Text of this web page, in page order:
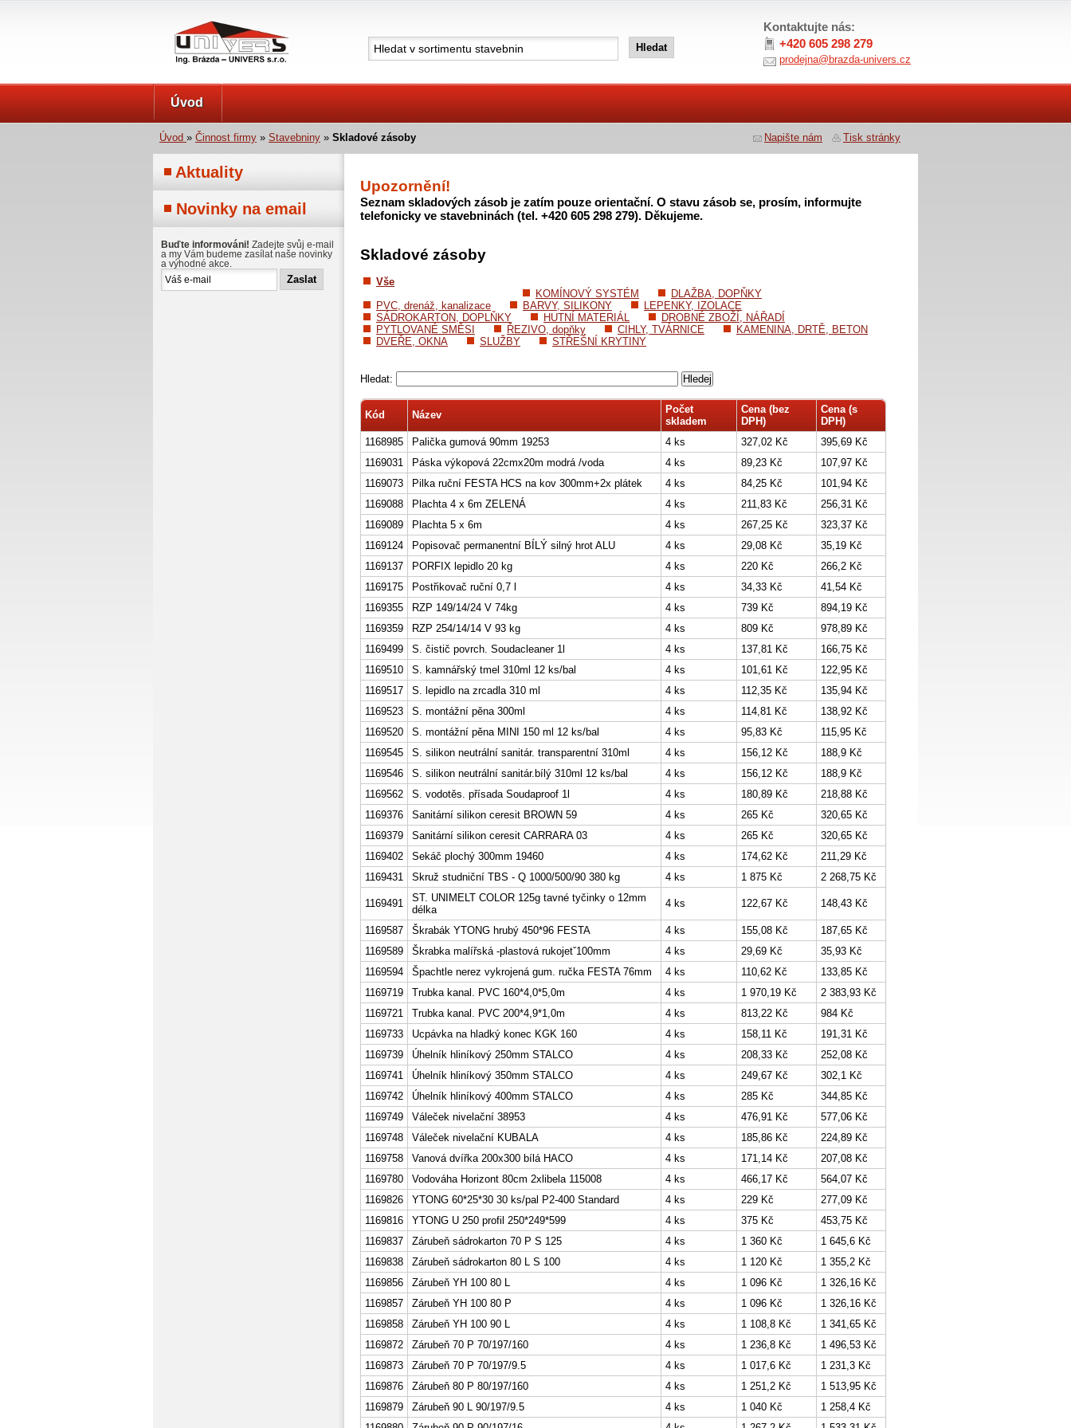
Úvod
Kontaktujte nás:
+420 605 298 279
prodejna@brazda-univers.cz
Úvod » Činnost firmy » Stavebniny » Skladové zásoby Napište nám Tisk stránky
Upozornění!
Seznam skladových zásob je zatím pouze orientační. O stavu zásob se, prosím, informujte
telefonicky ve stavebninách (tel. +420 605 298 279). Děkujeme.
Skladové zásoby
Vše
KOMÍNOVÝ SYSTÉM
DLAŽBA, DOPŇKY
PVC, drenáž, kanalizace
BARVY, SILIKONY
LEPENKY, IZOLACE
SÁDROKARTON, DOPLŇKY
HUTNÍ MATERIÁL
DROBNÉ ZBOŽÍ, NÁŘADÍ
PYTLOVANÉ SMĚSI
ŘEZIVO, dopňky CIHLY, TVÁRNICE
KAMENINA, DRTĚ, BETON
DVEŘE, OKNA
SLUŽBY STŘEŠNÍ KRYTINY
Hledat:
Kód Název
Počet
skladem
Cena (bez
DPH)
Cena (s
DPH)
1168985
Palička gumová 90mm 19253 4 ks 327,02 Kč
395,69 Kč
1169031
Páska výkopová 22cmx20m modrá /voda 4 ks 89,23 Kč
107,97 Kč
1169073
Pilka ruční FESTA HCS na kov 300mm+2x plátek 4 ks 84,25 Kč
101,94 Kč
1169088
Plachta 4 x 6m ZELENÁ 4 ks 211,83 Kč
256,31 Kč
1169089
Plachta 5 x 6m 4 ks 267,25 Kč
323,37 Kč
1169124
Popisovač permanentní BÍLÝ silný hrot ALU 4 ks 29,08 Kč
35,19 Kč
1169137
PORFIX lepidlo 20 kg 4 ks 220 Kč
266,2 Kč
1169175
Postřikovač ruční 0,7 l 4 ks 34,33 Kč
41,54 Kč
1169355
RZP 149/14/24 V 74kg 4 ks 739 Kč
894,19 Kč
1169359
RZP 254/14/14 V 93 kg 4 ks 809 Kč
978,89 Kč
1169499
S. čistič povrch. Soudacleaner 1l 4 ks 137,81 Kč
166,75 Kč
1169510
S. kamnářský tmel 310ml 12 ks/bal 4 ks 101,61 Kč
122,95 Kč
1169517
S. lepidlo na zrcadla 310 ml 4 ks 112,35 Kč
135,94 Kč
1169523
S. montážní pěna 300ml 4 ks 114,81 Kč
138,92 Kč
1169520
S. montážní pěna MINI 150 ml 12 ks/bal 4 ks 95,83 Kč
115,95 Kč
1169545
S. silikon neutrální sanitár. transparentní 310ml 4 ks 156,12 Kč
188,9 Kč
1169546
S. silikon neutrální sanitár.bílý 310ml 12 ks/bal 4 ks 156,12 Kč
188,9 Kč
1169562
S. vodotěs. přísada Soudaproof 1l 4 ks 180,89 Kč
218,88 Kč
1169376
Sanitární silikon ceresit BROWN 59 4 ks 265 Kč
320,65 Kč
1169379
Sanitární silikon ceresit CARRARA 03 4 ks 265 Kč
320,65 Kč
1169402
Sekáč plochý 300mm 19460 4 ks 174,62 Kč
211,29 Kč
1169431
Skruž studniční TBS - Q 1000/500/90 380 kg 4 ks 1 875 Kč 2 268,75 Kč
1169491
ST. UNIMELT COLOR 125g tavné tyčinky o 12mm
délka
4 ks 122,67 Kč 148,43 Kč
1169587 Škrabák YTONG hrubý 450*96 FESTA 4 ks 155,08 Kč
187,65 Kč
1169589
Škrabka malířská -plastová rukojetˇ100mm 4 ks 29,69 Kč
35,93 Kč
1169594
Špachtle nerez vykrojená gum. ručka FESTA 76mm 4 ks 110,62 Kč
133,85 Kč
1169719
Trubka kanal. PVC 160*4,0*5,0m 4 ks 1 970,19 Kč
2 383,93 Kč
1169721
Trubka kanal. PVC 200*4,9*1,0m 4 ks 813,22 Kč
984 Kč
1169733
Ucpávka na hladký konec KGK 160 4 ks 158,11 Kč
191,31 Kč
1169739
Úhelník hliníkový 250mm STALCO 4 ks 208,33 Kč
252,08 Kč
1169741
Úhelník hliníkový 350mm STALCO 4 ks 249,67 Kč
302,1 Kč
1169742
Úhelník hliníkový 400mm STALCO 4 ks 285 Kč
344,85 Kč
1169749
Váleček nivelační 38953 4 ks 476,91 Kč
577,06 Kč
1169748
Váleček nivelační KUBALA 4 ks 185,86 Kč
224,89 Kč
1169758
Vanová dvířka 200x300 bílá HACO 4 ks 171,14 Kč
207,08 Kč
1169780
Vodováha Horizont 80cm 2xlibela 115008 4 ks 466,17 Kč
564,07 Kč
1169826
YTONG 60*25*30 30 ks/pal P2-400 Standard 4 ks 229 Kč
277,09 Kč
1169816
YTONG U 250 profil 250*249*599 4 ks 375 Kč
453,75 Kč
1169837
Zárubeň sádrokarton 70 P S 125 4 ks 1 360 Kč
1 645,6 Kč
1169838
Zárubeň sádrokarton 80 L S 100 4 ks 1 120 Kč
1 355,2 Kč
1169856
Zárubeň YH 100 80 L 4 ks 1 096 Kč
1 326,16 Kč
1169857
Zárubeň YH 100 80 P 4 ks 1 096 Kč
1 326,16 Kč
1169858
Zárubeň YH 100 90 L 4 ks 1 108,8 Kč
1 341,65 Kč
1169872
Zárubeň 70 P 70/197/160 4 ks 1 236,8 Kč
1 496,53 Kč
1169873
Zárubeň 70 P 70/197/9.5 4 ks 1 017,6 Kč
1 231,3 Kč
1169876
Zárubeň 80 P 80/197/160 4 ks 1 251,2 Kč
1 513,95 Kč
1169879
Zárubeň 90 L 90/197/9.5 4 ks 1 040 Kč
1 258,4 Kč
Aktuality
Novinky na email
Buďte informováni! Zadejte svůj e-mail
a my Vám budeme zasílat naše novinky
a výhodné akce.